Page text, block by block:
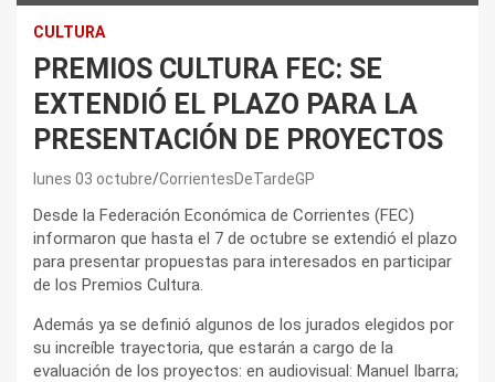
CULTURA
PREMIOS CULTURA FEC: SE
EXTENDIÓ EL PLAZO PARA LA
PRESENTACIÓN DE PROYECTOS
lunes 03 octubre CorrientesDeTardeGP
Desde la Federación Económica de Corrientes (FEC)
informaron que hasta el 7 de octubre se extendió el plazo
para presentar propuestas para interesados en participar
de los Premios Cultura.
Además ya se definió algunos de los jurados elegidos por
su increíble trayectoria, que estarán a cargo de la
evaluación de los proyectos: en audiovisual: Manuel Ibarra;